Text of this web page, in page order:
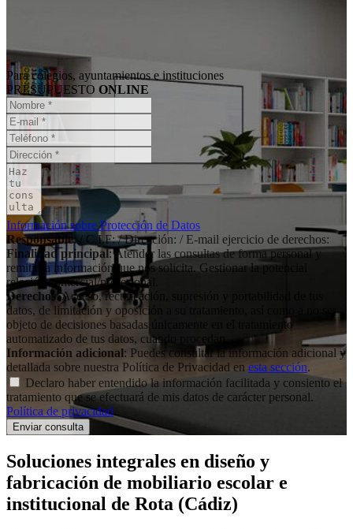
Para colegios, ayuntamientos e instituciones
PRESUPUESTO ONLINE
Información sobre Protección de Datos
Responsable: / C.I.F: / Dirección: / E-mail ejercicio de derechos:
Finalidad principal: Atender las consultas de forma personal y
remitir la información que nos solicita. Gestionar la potencial
relación comercial/profesional.
Derechos : Acceso, rectificación, supresión y portabilidad de tus
datos, de limitación y oposición a su tratamiento, así como a no ser
objeto de decisiones basadas únicamente en el tratamiento
automatizado de tus datos, cuando procedan.
Información adicional: Puedes consultar la información adicional y
detallada sobre nuestra Política de Privacidad en esta sección.
Declaro haber entendido la información facilitada y consiento el
tratamiento que se efectuará de mis datos de carácter personal.
Política de privacidad
Soluciones integrales en diseño y
fabricación de mobiliario escolar e
institucional de Rota (Cádiz)